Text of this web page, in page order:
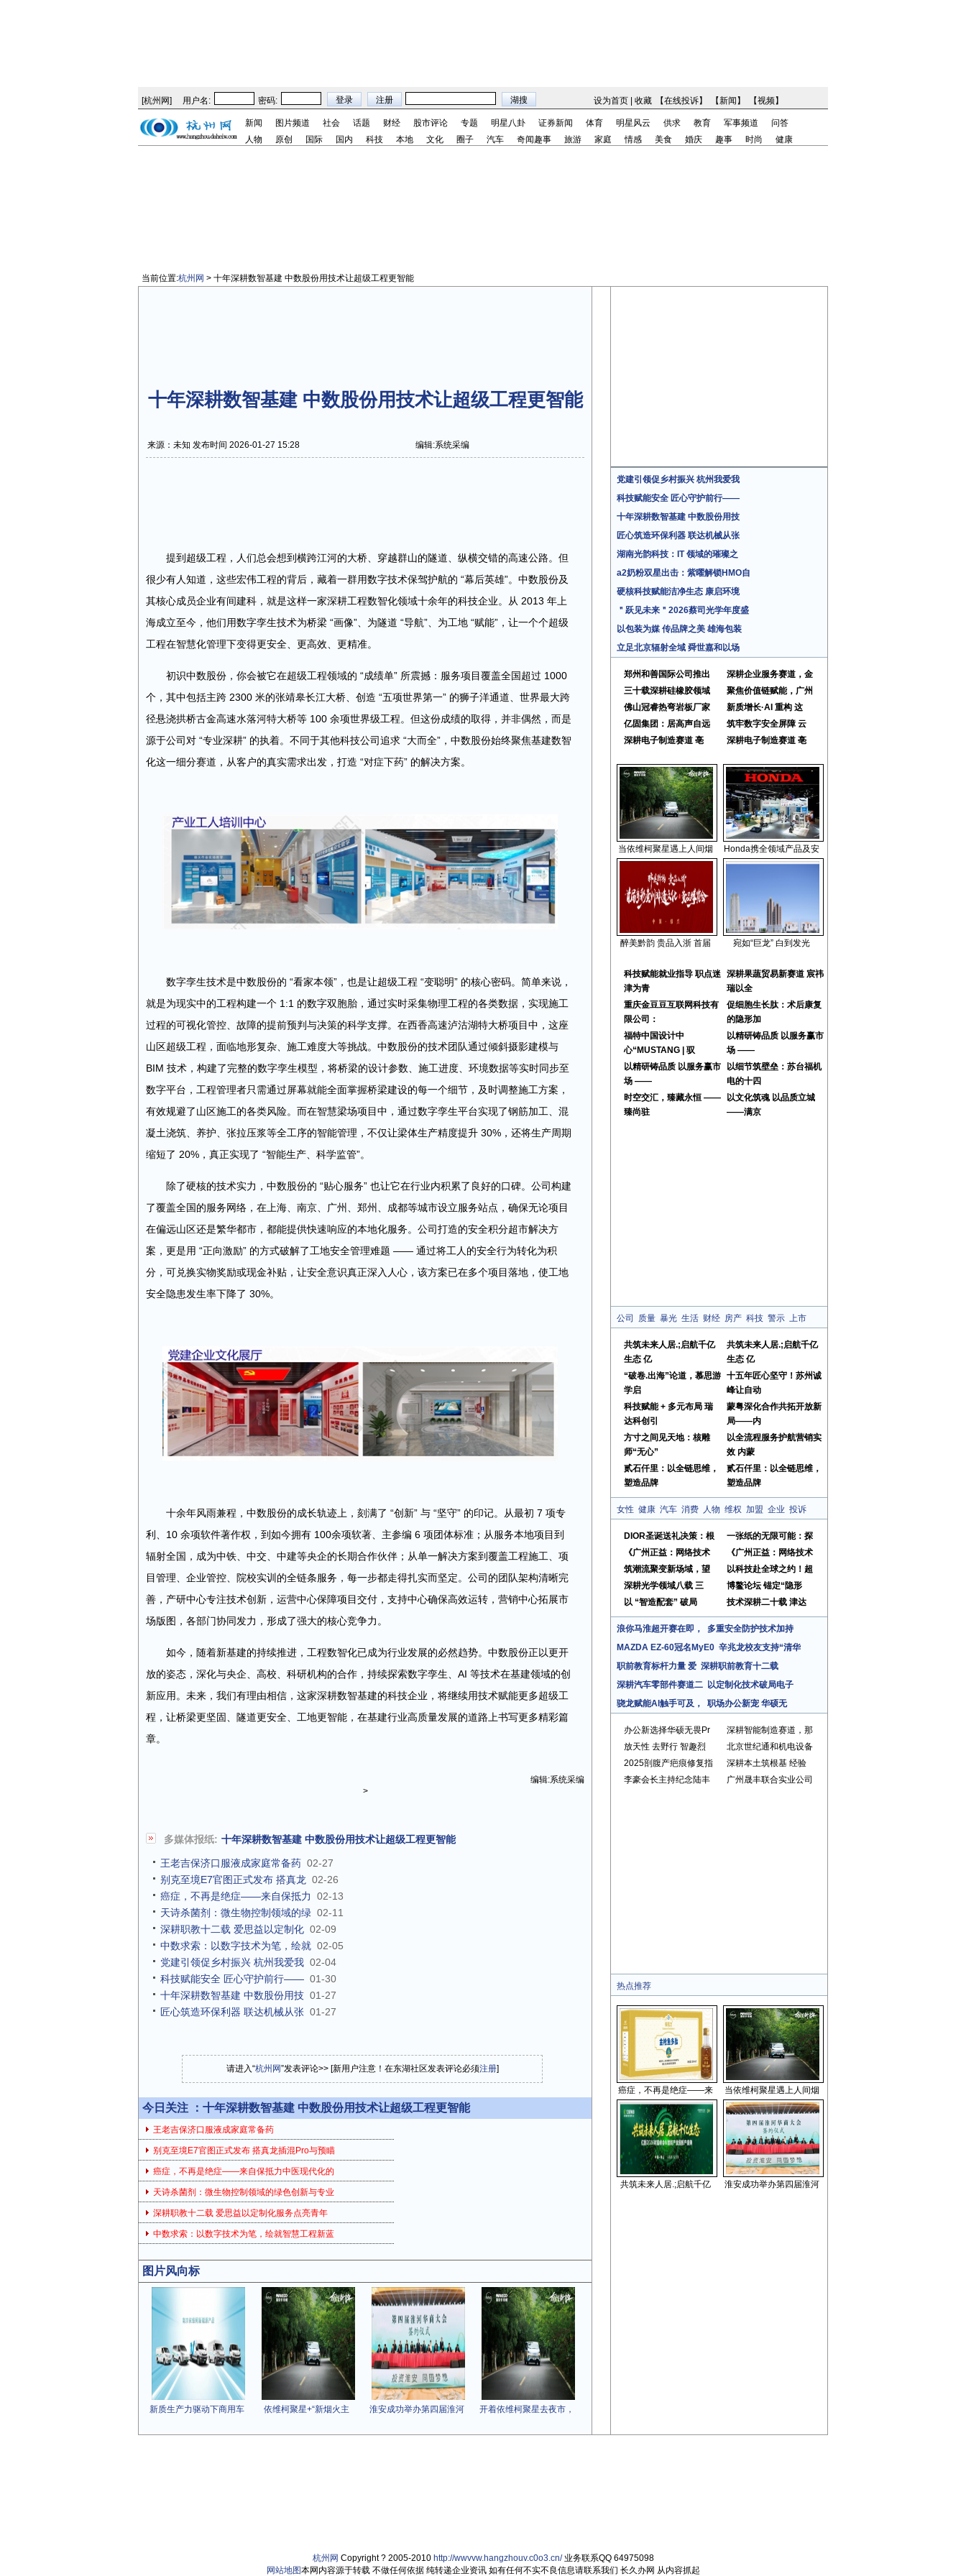
[杭州网] 用户名: 密码: 设为首页 收藏 【在线投诉】 【新闻 】 【视频】
新闻 图片频道 社会 话题 财经 股市评论 专题 明星八卦 证券新闻 体育 明星风云 供求 教育 军事频道
问答
人物
原创 国际 国内 科技 本地 文化 圈子 汽车 奇闻趣事 旅游 家庭 情感 美食 婚庆 趣事 时尚 健康
当前位置:杭州网 > 十年深耕数智基建 中数股份用技术让超级工程更智能
十年深耕数智基建 中数股份用技术让超级工程更智能
来源：未知 发布时间 2026-01-27 15:28 编辑:系统采编
提到超级工程，人们总会想到横跨江河的大桥、穿越群山的隧道、纵横交错的高速公路。但
很少有人知道，这些宏伟工程的背后，藏着一群用数字技术保驾护航的 “幕后英雄”。中数股份及
其核心成员企业有间建科，就是这样一家深耕工程数智化领域十余年的科技企业。从 2013 年上
海成立至今，他们用数字孪生技术为桥梁 “画像”、为隧道 “导航”、为工地 “赋能”，让一个个超级
工程在智慧化管理下变得更安全、更高效、更精准。
初识中数股份，你会被它在超级工程领域的 “成绩单” 所震撼：服务项目覆盖全国超过 1000
个，其中包括主跨 2300 米的张靖皋长江大桥、创造 “五项世界第一” 的狮子洋通道、世界最大跨
径悬浇拱桥古金高速水落河特大桥等 100 余项世界级工程。但这份成绩的取得，并非偶然，而是
源于公司对 “专业深耕” 的执着。不同于其他科技公司追求 “大而全”，中数股份始终聚焦基建数智
化这一细分赛道，从客户的真实需求出发，打造 “对症下药” 的解决方案。
数字孪生技术是中数股份的 “看家本领”，也是让超级工程 “变聪明” 的核心密码。简单来说，
就是为现实中的工程构建一个 1:1 的数字双胞胎，通过实时采集物理工程的各类数据，实现施工
过程的可视化管控、故障的提前预判与决策的科学支撑。在西香高速泸沽湖特大桥项目中，这座
山区超级工程，面临地形复杂、施工难度大等挑战。中数股份的技术团队通过倾斜摄影建模与
BIM 技术，构建了完整的数字孪生模型，将桥梁的设计参数、施工进度、环境数据等实时同步至
数字平台，工程管理者只需通过屏幕就能全面掌握桥梁建设的每一个细节，及时调整施工方案，
有效规避了山区施工的各类风险。而在智慧梁场项目中，通过数字孪生平台实现了钢筋加工、混
凝土浇筑、养护、张拉压浆等全工序的智能管理，不仅让梁体生产精度提升 30%，还将生产周期
缩短了 20%，真正实现了 “智能生产、科学监管”。
除了硬核的技术实力，中数股份的 “贴心服务” 也让它在行业内积累了良好的口碑。公司构建
了覆盖全国的服务网络，在上海、南京、广州、郑州、成都等城市设立服务站点，确保无论项目
在偏远山区还是繁华都市，都能提供快速响应的本地化服务。公司打造的安全积分超市解决方
案，更是用 “正向激励” 的方式破解了工地安全管理难题 —— 通过将工人的安全行为转化为积
分，可兑换实物奖励或现金补贴，让安全意识真正深入人心，该方案已在多个项目落地，使工地
安全隐患发生率下降了 30%。
十余年风雨兼程，中数股份的成长轨迹上，刻满了 “创新” 与 “坚守” 的印记。从最初 7 项专
利、10 余项软件著作权，到如今拥有 100余项软著、主参编 6 项团体标准；从服务本地项目到
辐射全国，成为中铁、中交、中建等央企的长期合作伙伴；从单一解决方案到覆盖工程施工、项
目管理、企业管控、院校实训的全链条服务，每一步都走得扎实而坚定。公司的团队架构清晰完
善，产研中心专注技术创新，运营中心保障项目交付，支持中心确保高效运转，营销中心拓展市
场版图，各部门协同发力，形成了强大的核心竞争力。
如今，随着新基建的持续推进，工程数智化已成为行业发展的必然趋势。中数股份正以更开
放的姿态，深化与央企、高校、科研机构的合作，持续探索数字孪生、AI 等技术在基建领域的创
新应用。未来，我们有理由相信，这家深耕数智基建的科技企业，将继续用技术赋能更多超级工
程，让桥梁更坚固、隧道更安全、工地更智能，在基建行业高质量发展的道路上书写更多精彩篇
章。
编辑:系统采编
>
多媒体报纸: 十年深耕数智基建 中数股份用技术让超级工程更智能
王老吉保济口服液成家庭常备药 02-27
别克至境E7官图正式发布 搭真龙 02-26
癌症，不再是绝症——来自保抵力
02-13
天诗杀菌剂：微生物控制领域的绿 02-11
深耕职教十二载 爱思益以定制化 02-09
中数求索：以数字技术为笔，绘就 02-05
党建引领促乡村振兴 杭州我爱我 02-04
科技赋能安全 匠心守护前行—— 01-30
十年深耕数智基建 中数股份用技 01-27
匠心筑造环保利器 联达机械从张 01-27
请进入“杭州网”发表评论>> [新用户注意！在东湖社区发表评论必须注册]
今日关注 ： 十年深耕数智基建 中数股份用技术让超级工程更智能
王老吉保济口服液成家庭常备药
别克至境E7官图正式发布 搭真龙插混Pro与预瞄
癌症，不再是绝症——来自保抵力中医现代化的
天诗杀菌剂：微生物控制领域的绿色创新与专业
深耕职教十二载 爱思益以定制化服务点亮青年
中数求索：以数字技术为笔，绘就智慧工程新蓝
图片风向标
新质生产力驱动下商用车 依维柯聚星+“新烟火主 淮安成功举办第四届淮河 开着依维柯聚星去夜市，
党建引领促乡村振兴 杭州我爱我
科技赋能安全 匠心守护前行——
十年深耕数智基建 中数股份用技
匠心筑造环保利器 联达机械从张
湖南光韵科技：IT 领域的璀璨之
a2奶粉双星出击：紫曜解锁HMO自
硬核科技赋能洁净生态 康启环境
＂跃见未来＂2026蔡司光学年度盛
以包装为媒 传品牌之美 雄海包装
立足北京辐射全域 舜世嘉和以场
郑州和善国际公司推出
深耕企业服务赛道，金
三十载深耕硅橡胶领域
聚焦价值链赋能，广州
佛山冠睿热弯岩板厂家
新质增长·AI 重构 这
亿固集团：居高声自远
筑牢数字安全屏障 云
深耕电子制造赛道 亳
深耕电子制造赛道 亳
当依维柯聚星遇上人间烟 Honda携全领域产品及安
醉美黔韵 贵品入浙 首届 宛如“巨龙” 白到发光
科技赋能就业指导 职点迷
津为青
深耕果蔬贸易新赛道 宸祎
瑞以全
重庆金豆豆互联网科技有
限公司：
促细胞生长肽：术后康复
的隐形加
福特中国设计中
心“MUSTANG | 驭
以精研铸品质 以服务赢市
场 ——
以精研铸品质 以服务赢市
场 ——
以细节筑壁垒：苏台福机
电的十四
时空交汇，臻藏永恒 ——
臻尚驻
以文化筑魂 以品质立城
——满京
公司 质量 暴光 生活 财经 房产 科技 警示 上市
共筑未来人居.;启航千亿
生态 亿
共筑未来人居.;启航千亿
生态 亿
“破卷.出海”论道，慕思游
学启
十五年匠心坚守！苏州诚
峰让自动
科技赋能 + 多元布局 瑞
达科创引
蒙粤深化合作共拓开放新
局——内
方寸之间见天地：核雕
师“无心”
以全流程服务护航营销实
效 内蒙
贰石仟里：以全链思维，
塑造品牌
贰石仟里：以全链思维，
塑造品牌
女性 健康 汽车 消费 人物 维权 加盟 企业 投诉
DIOR圣诞送礼决策：根
一张纸的无限可能：探
《广州正益：网络技术
《广州正益：网络技术
筑潮流聚变新场域，望
以科技赴全球之约！超
深耕光学领域八载 三
博鳌论坛 锚定“隐形
以 “智造配套” 破局
技术深耕二十载 津达
浪你马淮超开赛在即，
多重安全防护技术加持
MAZDA EZ-60冠名MyE0 辛兆龙校友支持“清华
职前教育标杆力量 爱 深耕职前教育十二载
深耕汽车零部件赛道二 以定制化技术破局电子
骁龙赋能AI触手可及，
职场办公新宠 华硕无
办公新选择华硕无畏Pr
深耕智能制造赛道，那
放天性 去野行 智趣烈
北京世纪通和机电设备
2025剖腹产疤痕修复指
深耕本土筑根基 经验
李豪会长主持纪念陆丰
广州晟丰联合实业公司
热点推荐
癌症，不再是绝症——来 当依维柯聚星遇上人间烟
共筑未来人居.;启航千亿 淮安成功举办第四届淮河
杭州网 Copyright ? 2005-2010 http://wwvvw.hangzhouv.c0o3.cn/业务联系QQ 64975098
网站地图本网内容源于转载 不做任何依据 纯转递企业资讯 如有任何不实不良信息请联系我们 长久办网 从内容抓起